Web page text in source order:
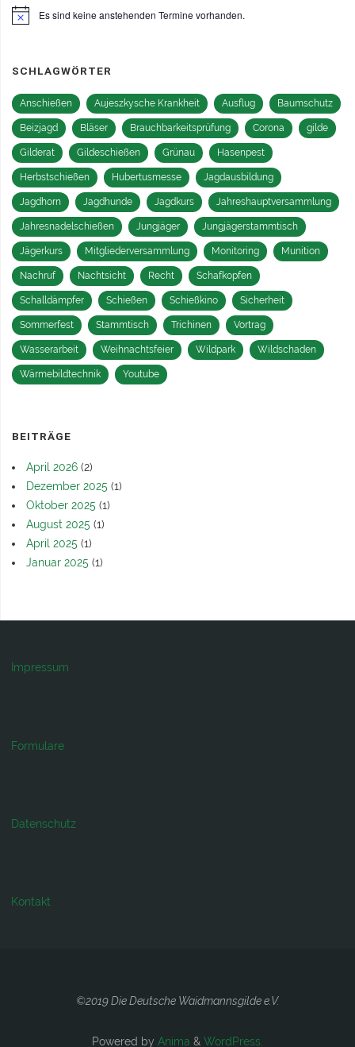
HinweisEs sind keine anstehenden Termine vorhanden.
SCHLAGWÖRTER
Anschießen Aujeszkysche Krankheit Ausflug Baumschutz
Beizjagd Bläser Brauchbarkeitsprüfung Corona gilde
Gilderat Gildeschießen Grünau Hasenpest
Herbstschießen Hubertusmesse Jagdausbildung
Jagdhorn Jagdhunde Jagdkurs Jahreshauptversammlung
Jahresnadelschießen Jungjäger Jungjägerstammtisch
Jägerkurs Mitgliederversammlung Monitoring Munition
Nachruf Nachtsicht Recht Schafkopfen
Schalldämpfer Schießen Schießkino Sicherheit
Sommerfest Stammtisch Trichinen Vortrag
Wasserarbeit Weihnachtsfeier Wildpark Wildschaden
Wärmebildtechnik Youtube
BEITRÄGE
April 2026 (2)
Dezember 2025 (1)
Oktober 2025 (1)
August 2025 (1)
April 2025 (1)
Januar 2025 (1)
Impressum
Formulare
Datenschutz
Kontakt
©2019 Die Deutsche Waidmannsgilde e.V.
Powered by Anima & WordPress.